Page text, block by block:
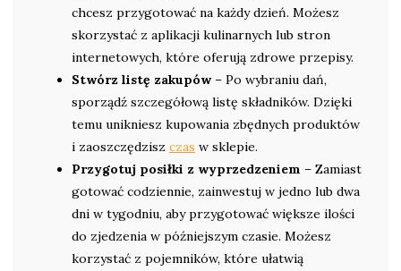
chcesz przygotować na każdy dzień. Możesz
skorzystać z aplikacji kulinarnych lub stron
internetowych, które oferują zdrowe przepisy.
Stwórz listę zakupów– Po wybraniu dań,
sporządź szczegółową listę składników. Dzięki
temu unikniesz kupowania zbędnych produktów
i zaoszczędzisz czas w sklepie.
Przygotuj posiłki z wyprzedzeniem – Zamiast
gotować codziennie, zainwestuj w jedno lub dwa
dni w tygodniu, aby przygotować większe ilości
do zjedzenia w późniejszym czasie. Możesz
korzystać z pojemników, które ułatwią